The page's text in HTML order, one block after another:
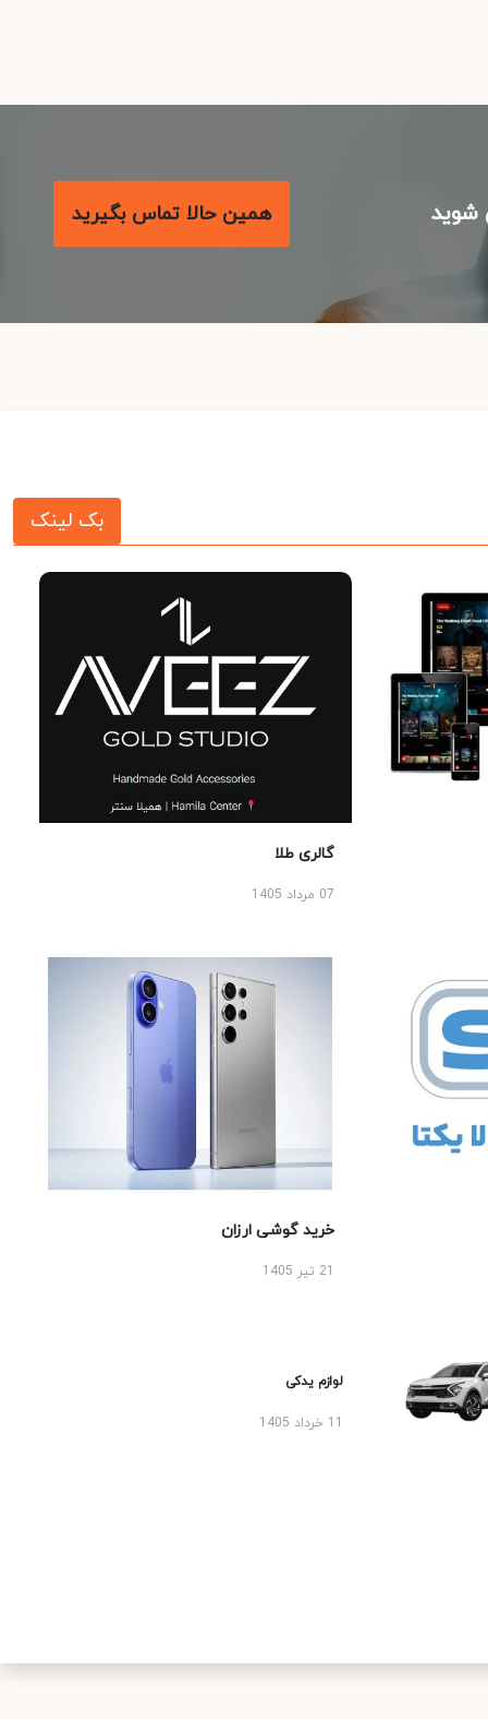
همین حالا تماس بگیرید
بک لینک
گالری طلا
07 مرداد 1405
خرید گوشی ارزان
لوازم یدکی